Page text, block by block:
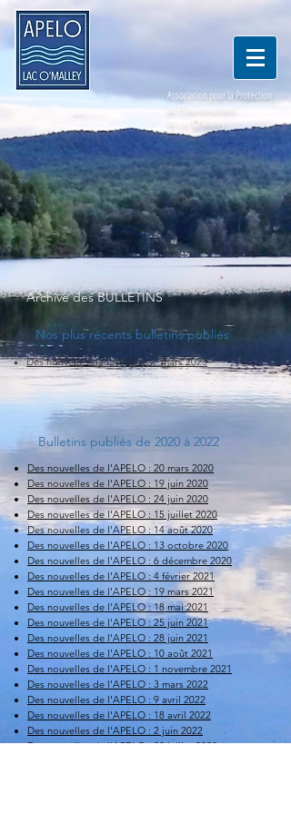
Association pour la Protection
de l'Environnement
O'Malley
Archivedes BULLETINS
Nos plus récents bulletins publiés
Des nouvelles de l'APELO : 7 mars 2023
Bulletins publiés de 2020 à 2022
Des nouvelles de l'APELO : 20 mars 2020
Des nouvelles de l'APELO : 19 juin 2020
Des nouvelles de l'APELO : 24 juin 2020
Des nouvelles de l'APELO : 15 juillet 2020
Des nouvelles de l'APELO : 14 août 2020
Des nouvelles de l'APELO : 13 octobre 2020
Des nouvelles de l'APELO : 6 décembre 2020
Des nouvelles de l'APELO : 4 février 2021
Des nouvelles de l'APELO : 19 mars 2021
Des nouvelles de l'APELO : 18 mai 2021
Des nouvelles de l'APELO : 25 juin 2021
Des nouvelles de l'APELO : 28 juin 2021
Des nouvelles de l'APELO : 10 août 2021
Des nouvelles de l'APELO : 1 novembre 2021
Des nouvelles de l'APELO : 3 mars 2022
Des nouvelles de l'APELO : 9 avril 2022
Des nouvelles de l'APELO : 18 avril 2022
Des nouvelles de l'APELO : 2 juin 2022
Des nouvelles de l'APELO : 22 juillet 2022